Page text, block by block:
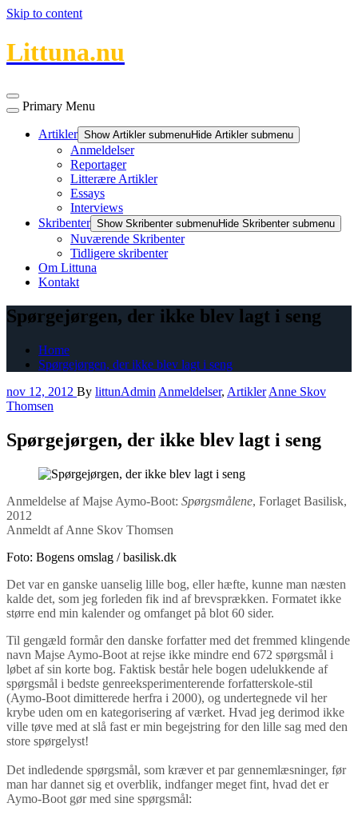
Skip to content
Littuna.nu
Primary Menu
Artikler Show Artikler submenuHide Artikler submenu
Anmeldelser
Reportager
Litterære Artikler
Essays
Interviews
Skribenter Show Skribenter submenuHide Skribenter submenu
Nuværende Skribenter
Tidligere skribenter
Om Littuna
Kontakt
Spørgejørgen, der ikke blev lagt i seng
Home
Spørgejørgen, der ikke blev lagt i seng
nov 12, 2012 By littunAdmin Anmeldelser, Artikler Anne Skov
Thomsen
Spørgejørgen, der ikke blev lagt i seng
Anmeldelse af Majse Aymo-Boot: Spørgsmålene, Forlaget Basilisk,
2012
Anmeldt af Anne Skov Thomsen
Foto: Bogens omslag / basilisk.dk
Det var en ganske uanselig lille bog, eller hæfte, kunne man næsten
kalde det, som jeg forleden fik ind af brevsprækken. Formatet ikke
større end min kalender og omfanget på blot 60 sider.
Til gengæld formår den danske forfatter med det fremmed klingende
navn Majse Aymo-Boot at rejse ikke mindre end 672 spørgsmål i
løbet af sin korte bog. Faktisk består hele bogen udelukkende af
spørgsmål i bedste genreeksperimenterende forfatterskole-stil
(Aymo-Boot dimitterede herfra i 2000), og undertegnede vil her
krybe uden om en kategorisering af værket. Hvad jeg derimod ikke
ville tøve med at slå fast er min begejstring for den lille sag med den
store spørgelyst!
Det indledende spørgsmål, som kræver et par gennemlæsninger, før
man har dannet sig et overblik, indfanger meget fint, hvad det er
Aymo-Boot gør med sine spørgsmål: